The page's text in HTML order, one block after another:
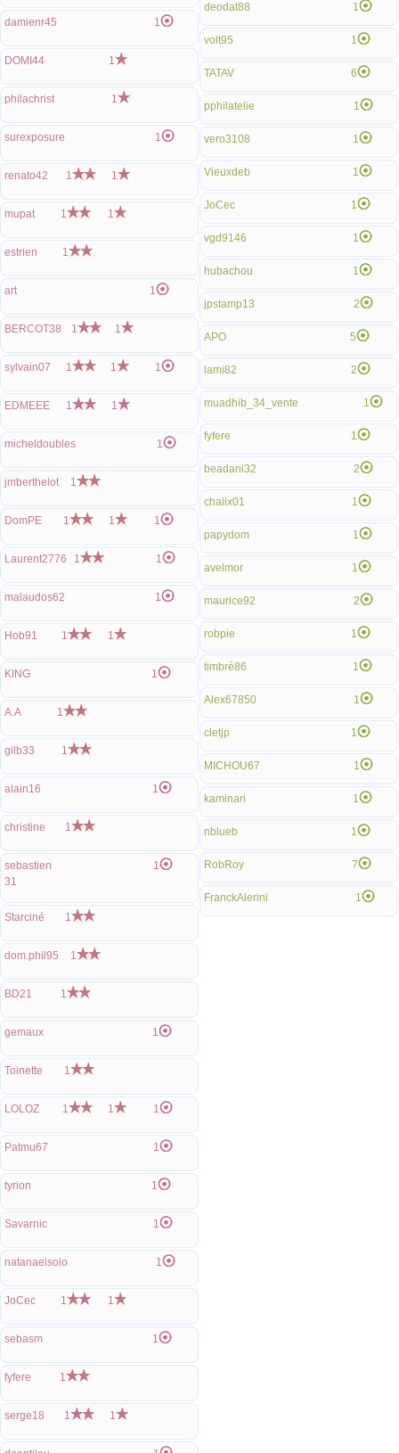
damienr45 1
DOMI44 1
philachrist 1
surexposure 1
renato42 1 1
mupat 1 1
estrien 1
art 1
BERCOT38 1 1
sylvain07 1 1 1
EDMEEE 1 1
micheldoubles 1
jmberthelot 1
DomPE 1 1 1
Laurent2776 1 1
malaudos62 1
Hob91 1 1
KING 1
A.A 1
gilb33 1
alain16 1
christine 1
sebastien
31
1
Starciné 1
dom.phil95 1
BD21 1
gemaux 1
Toinette 1
LOLOZ 1 1 1
Patmu67 1
tyrion 1
Savarnic 1
natanaelsolo 1
JoCec 1 1
sebasm 1
fyfere 1
serge18 1 1
deodat88 1
volt95 1
TATAV 6
pphilatelie 1
vero3108 1
Vieuxdeb 1
JoCec 1
vgd9146 1
hubachou 1
jpstamp13 2
APO 5
lami82 2
muadhib_34_vente 1
fyfere 1
beadani32 2
chalix01 1
papydom 1
avelmor 1
maurice92 2
robpie 1
timbré86 1
Alex67850 1
cletjp 1
MICHOU67 1
kaminari 1
nblueb 1
RobRoy 7
FranckAlerini 1